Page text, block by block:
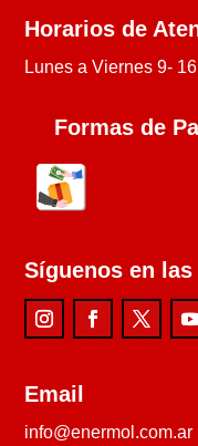
Horarios de
Lunes a Viernes 9-
Formas de
Síguenos en las
Email
info@enermol.com.ar